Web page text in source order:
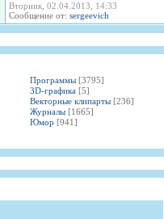
Вторник, 02.04.2013, 14:33
Сообщение от: sergeevich
Программы [3795]
3D-графика [5]
Векторные клипарты [236]
Журналы [1665]
Юмор [941]